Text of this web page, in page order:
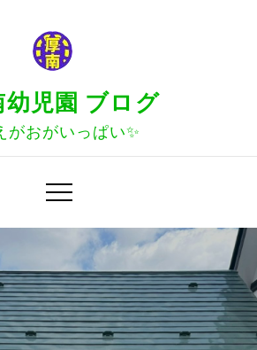
幼児園 ブログ
がおがいっぱい✨